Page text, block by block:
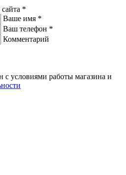
*
Ваше имя *
Ваш телефон *
Комментарий
с условиями работы магазина и